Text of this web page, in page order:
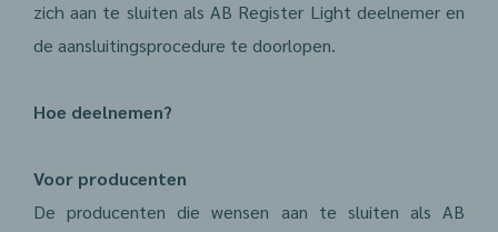
zich aan te sluiten als AB Register Light deelnemer en
de aansluitingsprocedure te doorlopen.
Hoe deelnemen?
Voor producenten
De producenten die wensen aan te sluiten als AB